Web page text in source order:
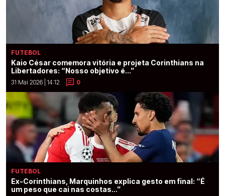
FUTEBOL
Kaio César comemora vitória e projeta Corinthians na
Libertadores: “Nosso objetivo é...”
31 Mai 2026 | 14:12 0
FUTEBOL
Ex-Corinthians, Marquinhos explica gesto em final: “É
um peso que cai nas costas...”